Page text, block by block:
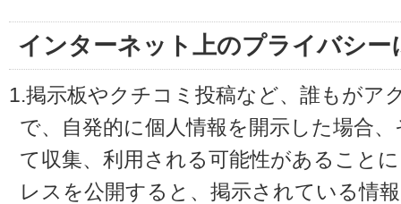
インターネット上のプライバシー
1.掲示板やクチコミ投稿など、誰もがア
で、自発的に個人情報を開示した場合
て収集、利用される可能性があること
レスを公開すると、掲示されている情